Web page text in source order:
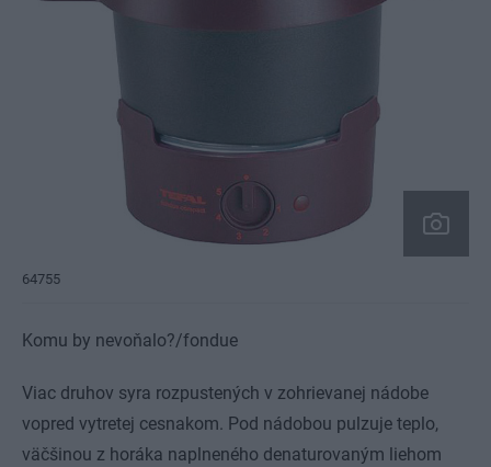
64755
Komu by nevoňalo?/fondue
Viac druhov syra rozpustených v zohrievanej nádobe
vopred vytretej cesnakom. Pod nádobou pulzuje teplo,
väčšinou z horáka naplneného denaturovaným liehom